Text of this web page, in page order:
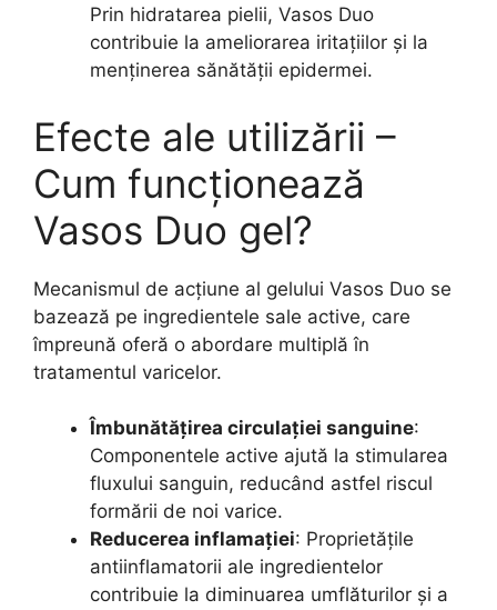
Prin hidratarea pielii, Vasos Duo
contribuie la ameliorarea iritațiilor și la
menținerea sănătății epidermei.
Efecte ale utilizării –
Cum funcționează
Vasos Duo gel?
Mecanismul de acțiune al gelului Vasos Duo se
bazează pe ingredientele sale active, care
împreună oferă o abordare multiplă în
tratamentul varicelor.
Îmbunătățirea circulației sanguine:
Componentele active ajută la stimularea
fluxului sanguin, reducând astfel riscul
formării de noi varice.
Reducerea inflamației: Proprietățile
antiinflamatorii ale ingredientelor
contribuie la diminuarea umflăturilor și a